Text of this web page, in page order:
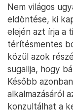
Nem világos
eldöntése, ki
elején azt írja a
térítésmentes
közül azok
sugallja, hogy
Később
alkalmazásáról
konzultálhat a